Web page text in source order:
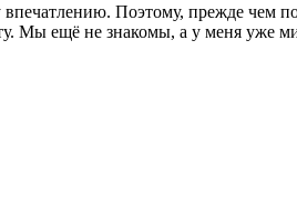
Поэтому, прежде чем
Мы ещё не знакомы, а у меня уже